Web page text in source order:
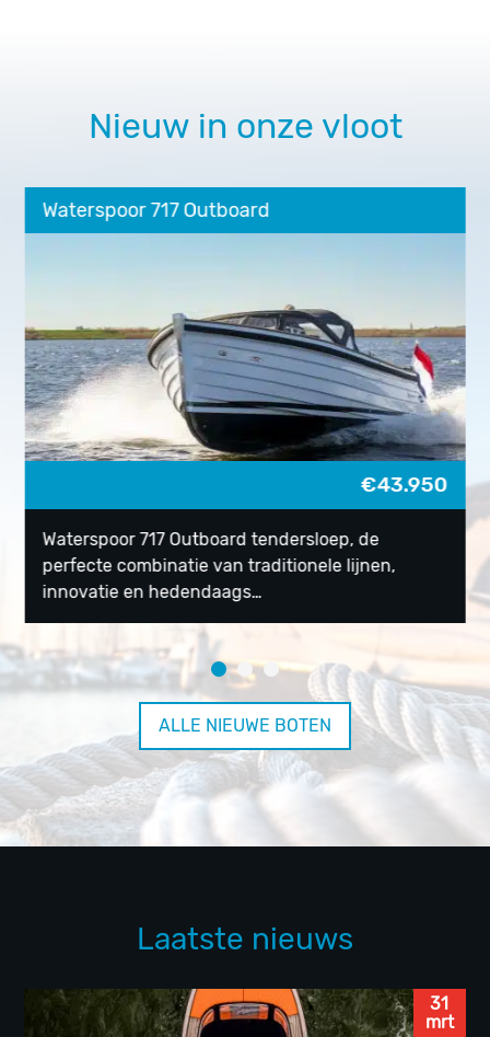
Nieuw in onze vloot
Waterspoor 717 Outboard
€43.950
Waterspoor 717 Outboard tendersloep, de
perfecte combinatie van traditionele lijnen,
innovatie en hedendaags…
ALLE NIEUWE BOTEN
Laatste nieuws
31
mrt